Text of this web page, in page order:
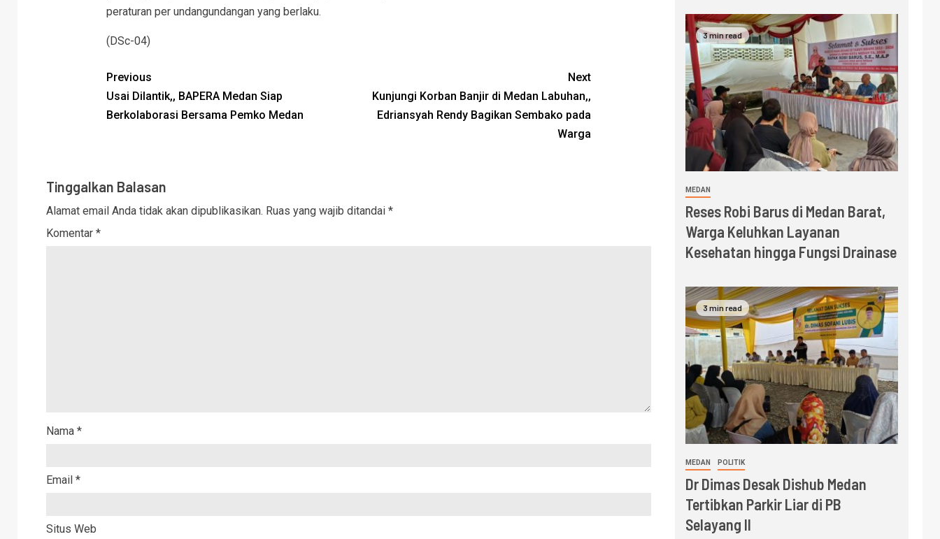
peraturan per undangundangan yang berlaku.
(DSc-04)
Previous
Usai Dilantik,, BAPERA Medan Siap
Berkolaborasi Bersama Pemko Medan
Next
Kunjungi Korban Banjir di Medan Labuhan,,
Edriansyah Rendy Bagikan Sembako pada
Warga
Tinggalkan Balasan
Alamat email Anda tidak akan dipublikasikan. Ruas yang wajib ditandai *
Komentar *
Nama *
Email *
Situs Web
3 min read
MEDAN
Reses Robi Barus di Medan Barat,
Warga Keluhkan Layanan
Kesehatan hingga Fungsi Drainase
3 min read
MEDAN POLITIK
Dr Dimas Desak Dishub Medan
Tertibkan Parkir Liar di PB
Selayang II